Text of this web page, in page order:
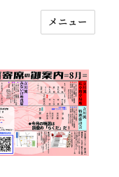
メニュー